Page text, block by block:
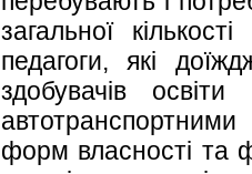
загальної
педагоги, які
здобувачів
автотранспортними
форм власності та